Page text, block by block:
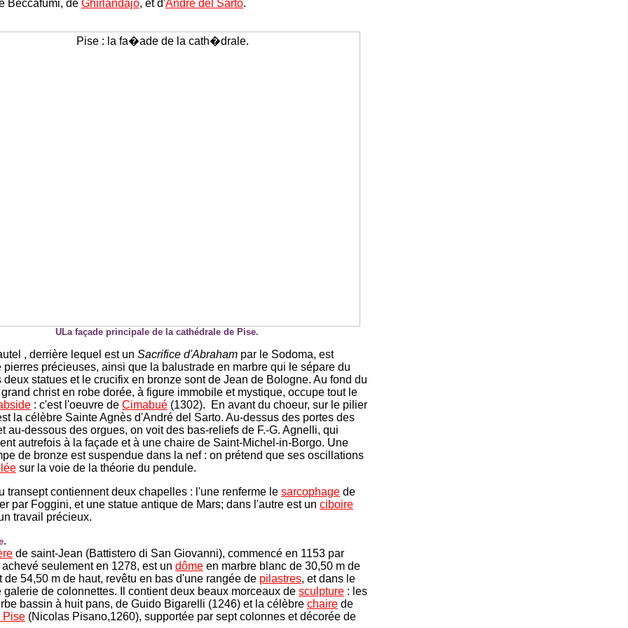
Beccafumi, de Ghirlandajo, et d'André del Sarto.
ULa façade principale de la cathédrale de Pise.
, derrière lequel est un Sacrifice d'Abraham par le Sodoma, est
pierres précieuses, ainsi que la balustrade en marbre qui le sépare du
deux statues et le crucifix en bronze sont de Jean de Bologne. Au fond du
christ en robe dorée, à figure immobile et mystique, occupe tout le
: c'est l'oeuvre de Cimabué (1302). En avant du choeur, sur le pilier
la célèbre Sainte Agnès d'André del Sarto. Au-dessus des portes des
au-dessous des orgues, on voit des bas-reliefs de F.-G. Agnelli, qui
autrefois à la façade et à une chaire de Saint-Michel-in-Borgo. Une
de bronze est suspendue dans la nef : on prétend que ses oscillations
sur la voie de la théorie du pendule.
transept contiennent deux chapelles : l'une renferme le sarcophage de
par Foggini, et une statue antique de Mars; dans l'autre est un ciboire
travail précieux.
.
de saint-Jean (Battistero di San Giovanni), commencé en 1153 par
seulement en 1278, est un dôme en marbre blanc de 30,50 m de
de 54,50 m de haut, revêtu en bas d'une rangée de pilastres, et dans le
galerie de colonnettes. Il contient deux beaux morceaux de sculpture : les
bassin à huit pans, de Guido Bigarelli (1246) et la célèbre chaire de
Pise (Nicolas Pisano,1260), supportée par sept colonnes et décorée de